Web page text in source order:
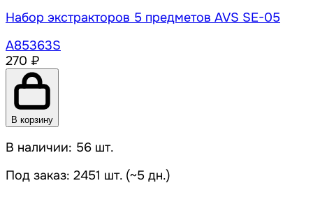
Набор экстракторов 5 предметов AVS SE-05
A85363S
270 ₽
В корзину
В наличии: 56 шт.
Под заказ: 2451 шт. (~5 дн.)